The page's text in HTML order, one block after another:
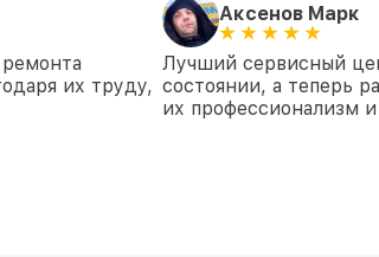
их труду,
Аксенов Марк
Лучший сервисный
состоянии, а теперь
их профессионализм и